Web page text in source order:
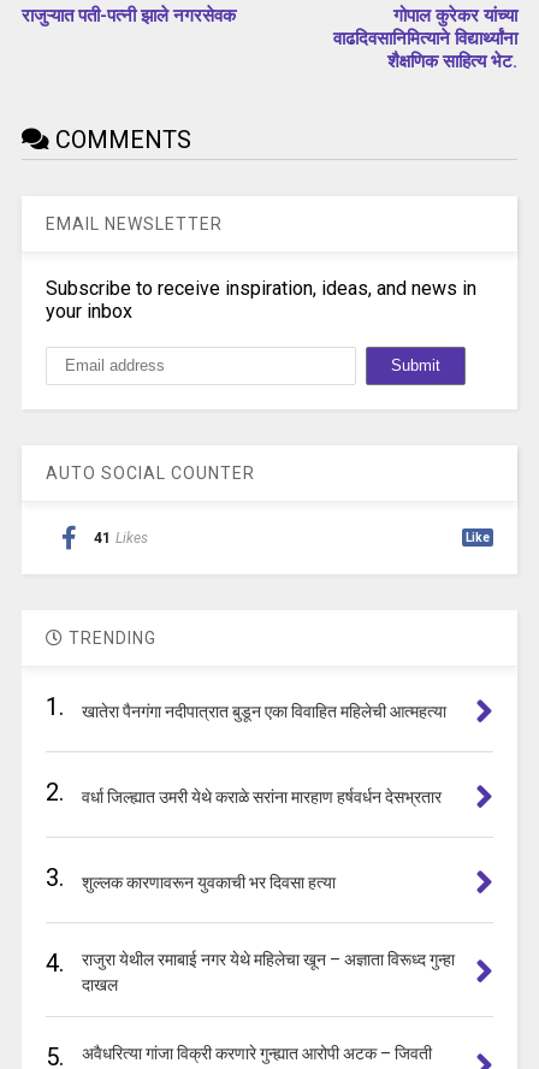
राजुऱ्यात पती-पत्नी झाले नगरसेवक
गोपाल कुरेकर यांच्या
वाढदिवसानिमित्याने विद्यार्थ्यांना
शैक्षणिक साहित्य भेट.
COMMENTS
EMAIL NEWSLETTER
Subscribe to receive inspiration, ideas, and news in
your inbox
AUTO SOCIAL COUNTER
41 Likes Like
TRENDING
1. खातेरा पैनगंगा नदीपात्रात बुडून एका विवाहित महिलेची आत्महत्या
2. वर्धा जिल्ह्यात उमरी येथे कराळे सरांना मारहाण हर्षवर्धन देसभ्रतार
3. शुल्लक कारणावरून युवकाची भर दिवसा हत्या
4.
राजुरा येथील रमाबाई नगर येथे महिलेचा खून – अज्ञाता विरूध्द गुन्हा
दाखल
5.
अवैधरित्या गांजा विक्री करणारे गुन्ह्यात आरोपी अटक – जिवती